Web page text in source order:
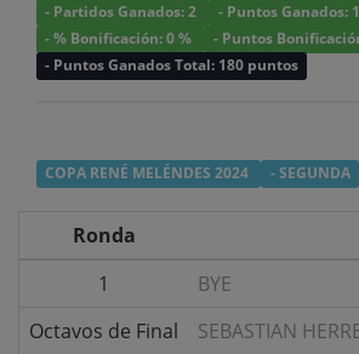
- Partidos Ganados: 2
- Puntos Ganados:
- % Bonificación: 0 %
- Puntos
- Puntos Ganados Total: 180 puntos
COPA RENÉ MELÉNDES 2024 - SEGUNDA
Ronda
1
BYE
Octavos de Final
SEBASTIAN